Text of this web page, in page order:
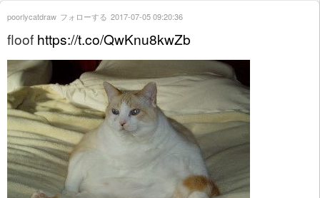
floof https://t.co/QwKnu8kwZb
poorlycatdraw フォローする 2017-07-05 09:20:36